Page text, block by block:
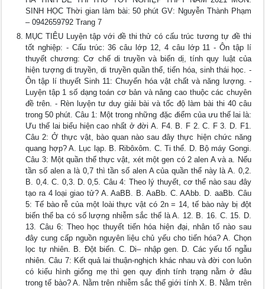
SINH HỌC Thời gian làm bài: 50 phút GV: Nguyễn Thành Phạm
– 0942659792 Trang 7
MỤC TIÊU Luyện tập với đề thi thử có cấu trúc tương tự đề thi
tốt nghiệp: - Cấu trúc: 36 câu lớp 12, 4 câu lớp 11 - Ôn tập lí
thuyết chương: Cơ chế di truyền và biến dị, tính quy luật của
hiện tượng di truyền, di truyền quần thể, tiến hóa, sinh thái học. -
Ôn tập lí thuyết Sinh 11: Chuyển hóa vật chất và năng lượng. -
Luyện tập 1 số dạng toán cơ bản và nâng cao thuộc các chuyên
đề trên. - Rèn luyện tư duy giải bài và tốc độ làm bài thi 40 câu
trong 50 phút. Câu 1: Một trong những đặc điểm của ưu thế lai là:
Ưu thế lai biểu hiện cao nhất ở đời A. F4. B. F 2. C. F 3. D. F1.
Câu 2: Ở thực vật, bào quan nào sau đây thực hiện chức năng
quang hợp? A. Lục lạp. B. Ribôxôm. C. Ti thể. D. Bộ máy Gongi.
Câu 3: Một quần thể thực vật, xét một gen có 2 alen A và a. Nếu
tần số alen a là 0,7 thì tần số alen A của quần thể này là A. 0,2.
B. 0,4. C. 0,3. D. 0,5. Câu 4: Theo lý thuyết, cơ thể nào sau đây
tạo ra 4 loại giao tử? A. AaBB. B. AaBb. C. AAbb. D. aaBb. Câu
5: Tế bào rễ của một loài thực vật có 2n = 14, tế bào này bị đột
biến thể ba có số lượng nhiễm sắc thể là A. 12. B. 16. C. 15. D.
13. Câu 6: Theo học thuyết tiến hóa hiện đại, nhân tố nào sau
đây cung cấp nguồn nguyên liệu chủ yếu cho tiến hóa? A. Chọn
lọc tự nhiên. B. Đột biến. C. Di– nhập gen. D. Các yếu tố ngẫu
nhiên. Câu 7: Kết quả lai thuận-nghịch khác nhau và đời con luôn
có kiểu hình giống mẹ thì gen quy định tính trạng nằm ở đâu
trong tế bào? A. Nằm trên nhiễm sắc thể giới tính X. B. Nằm trên